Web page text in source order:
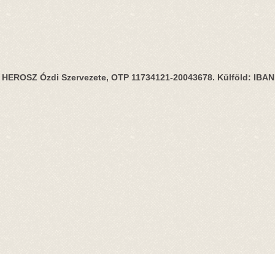
HEROSZ Ózdi Szervezete, OTP 11734121-20043678. Külföld: